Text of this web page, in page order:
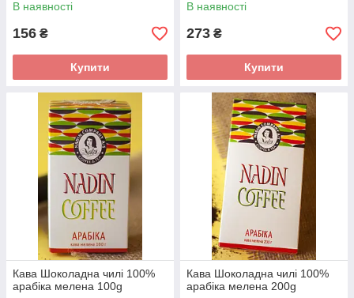
В наявності
156 ₴
Купити
В наявності
273 ₴
Купити
Кава Шоколадна чилі 100%
арабіка мелена 100g
Кава Шоколадна чилі 100%
арабіка мелена 200g